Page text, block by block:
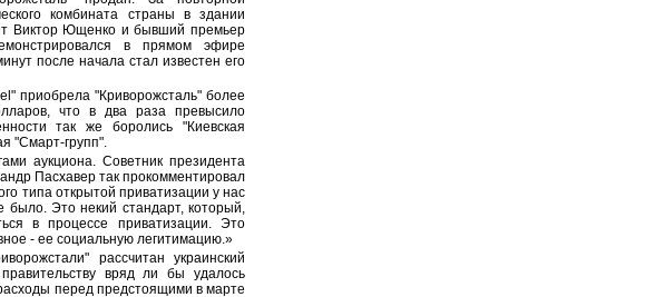
комбината страны в здании
Виктор Ющенко и бывший премьер
в прямом эфире
после начала стал известен его
приобрела "Криворожсталь" более
что в два раза превысило
так же боролись "Киевская
"Смарт-групп".
аукциона. Советник президента
Пасхавер так прокомментировал
типа открытой приватизации у нас
было. Это некий стандарт, который,
в процессе приватизации. Это
- ее социальную легитимацию.»
рассчитан украинский
вряд ли бы удалось
перед предстоящими в марте